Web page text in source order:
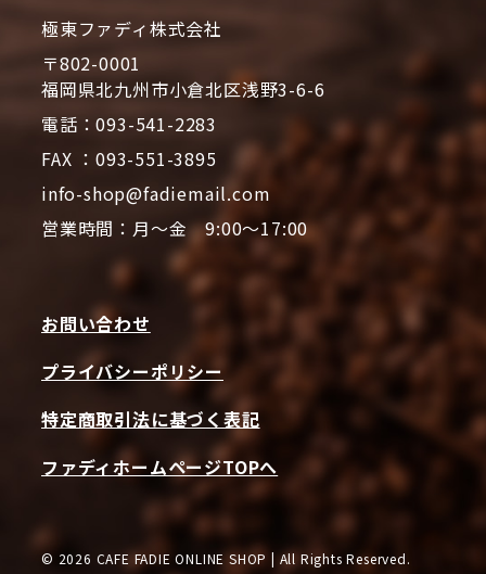
極東ファディ株式会社
〒802-0001
福岡県北九州市小倉北区浅野3-6-6
電話：093-541-2283
FAX ：093-551-3895
info-shop@fadiemail.com
営業時間：月～金 9:00～17:00
お問い合わせ
プライバシーポリシー
特定商取引法に基づく表記
ファディホームページTOPへ
© 2026 CAFE FADIE ONLINE SHOP | All Rights Reserved.